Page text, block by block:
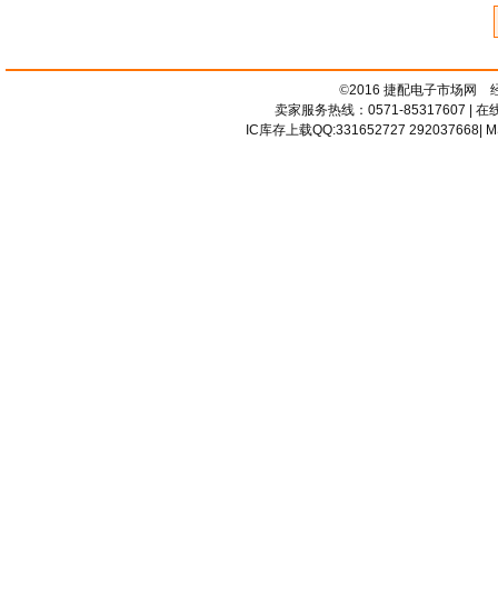
©2016 捷配电子市场网
卖家服务热线：0571-85317607 | 在
IC库存上载QQ:331652727 292037668|